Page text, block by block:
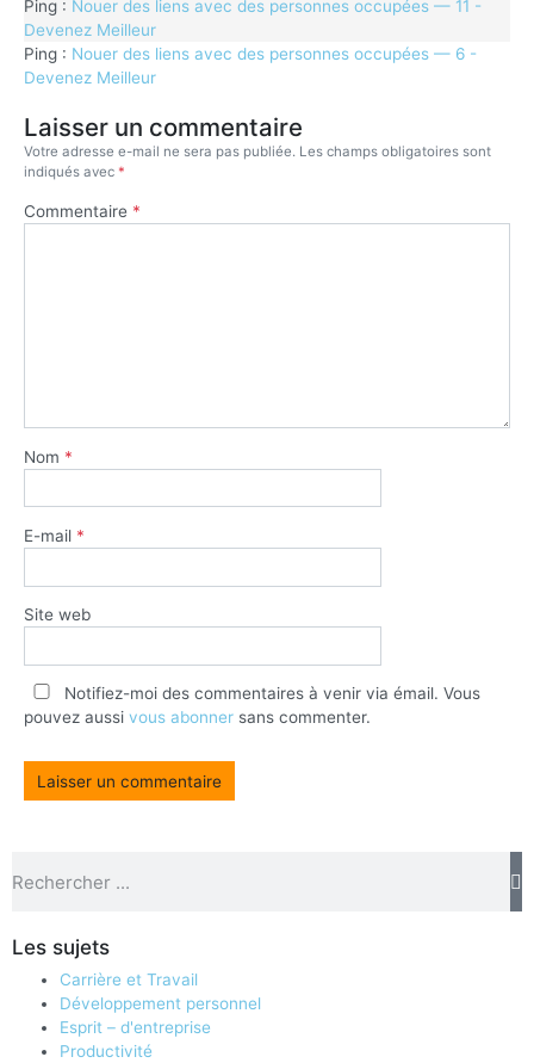
Ping : Nouer des liens avec des personnes occupées — 11 -
Devenez Meilleur
Ping : Nouer des liens avec des personnes occupées — 6 -
Devenez Meilleur
Laisser un commentaire
Votre adresse e-mail ne sera pas publiée. Les champs obligatoires sont
indiqués avec *
Commentaire *
Nom *
E-mail *
Site web
Notifiez-moi des commentaires à venir via émail. Vous
pouvez aussi vous abonner sans commenter.
Les sujets
Carrière et Travail
Développement personnel
Esprit – d'entreprise
Productivité